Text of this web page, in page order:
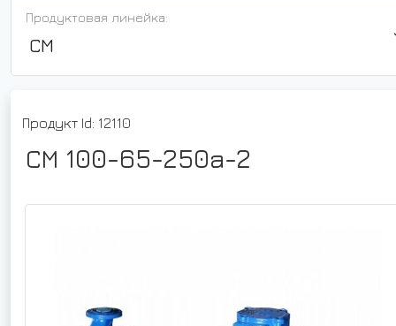
Продуктовая линейка:
СМ
Продукт Id: 12110
СМ 100-65-250а-2